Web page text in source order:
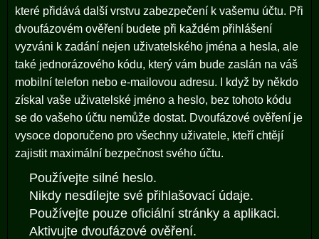
které přidává další vrstvu zabezpečení k vašemu účtu. Při
dvoufázovém ověření budete při každém přihlášení
vyzváni k zadání nejen uživatelského jména a hesla, ale
také jednorázového kódu, který vám bude zaslán na váš
mobilní telefon nebo e-mailovou adresu. I když by někdo
získal vaše uživatelské jméno a heslo, bez tohoto kódu
se do vašeho účtu nemůže dostat. Dvoufázové ověření je
vysoce doporučeno pro všechny uživatele, kteří chtějí
zajistit maximální bezpečnost svého účtu.
Používejte silné heslo.
Nikdy nesdílejte své přihlašovací údaje.
Používejte pouze oficiální stránky a aplikaci.
Aktivujte dvoufázové ověření.